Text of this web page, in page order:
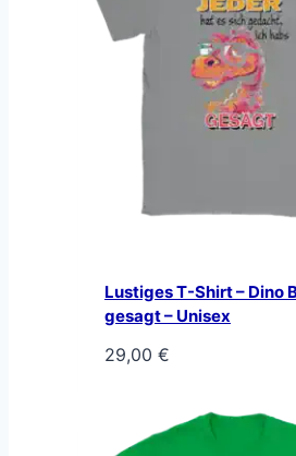
Lustiges T-Shirt – Dino
gesagt – Unisex
29,00 €